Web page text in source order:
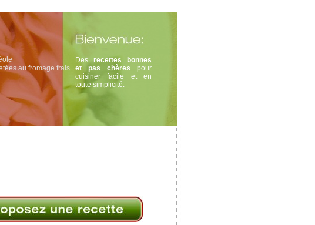
Des recettes bonnes
et pas chères pour
cuisiner facile et en
toute simplicité.
au fromage frais